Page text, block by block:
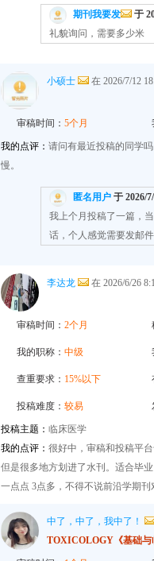
期刊我要发 于
礼貌询问，需要多少米
小硕士 在 2026/7/12
审稿时间： 5个月
我的点评： 请问有最近投稿的同学
慢。
匿名用户 于 2026/
我上个月投稿了一篇，
话，个人感觉需要发邮
李达龙 在 2026/6/26
审稿时间： 2个月
我的职称： 中级
查重要求： 15%以下
投稿难度： 较易
投稿主题： 临床医学
我的点评： 很好中，审稿和投稿平
但是很多地方划进了水刊。适合毕
一点点 3点多，不得不说前沿学期
中了，中了，我中了！
TOXICOLOGY《基础与